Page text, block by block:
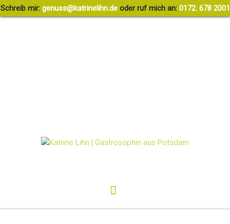
Schreib mir: ed.nh
ileni
rtak@
ssune
g oder ruf mich an: 0172. 678 2001